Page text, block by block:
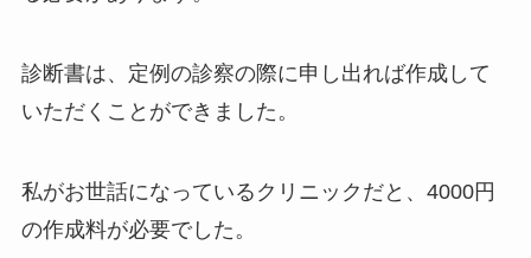
診断書は、定例の診察の際に申し出れば作成して
いただくことができました。
私がお世話になっているクリニックだと、4000円
の作成料が必要でした。